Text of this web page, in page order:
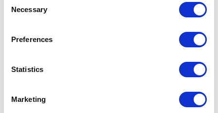
Selection
Necessary
Preferences
Statistics
Marketing
DKK 2500